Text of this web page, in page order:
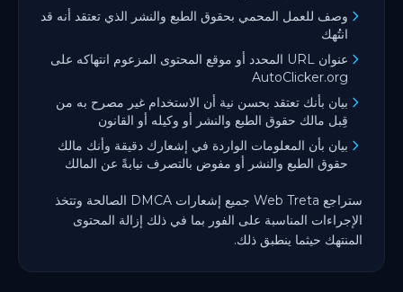
وصف للعمل المحمي بحقوق الطبع والنشر الذي تعتقد أنه قد
انتُهك
عنوان URL المحدد أو موقع المحتوى المزعوم انتهاكه على
AutoClicker.org
بيان بأنك تعتقد بحسن نية أن الاستخدام غير مصرح به من
قِبل مالك حقوق الطبع والنشر أو وكيله أو القانون
بيان بأن المعلومات الواردة في إشعارك دقيقة وأنك مالك
حقوق الطبع والنشر أو مفوض بالتصرف نيابةً عن المالك
ستراجع Web Treta جميع إشعارات DMCA الصالحة وتتخذ
الإجراءات المناسبة على الفور بما في ذلك إزالة المحتوى
المنتهك حيثما ينطبق ذلك.